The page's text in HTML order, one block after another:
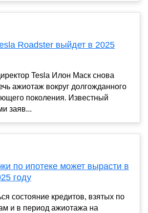
Roadster выйдет в 2025
Tesla Илон Маск снова
ажиотаж вокруг долгожданного
поколения. Известный
заяв...
по ипотеке может вырасти в
году
состояние кредитов, взятых по
и в период ажиотажа на